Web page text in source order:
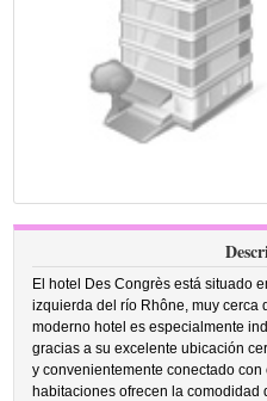
El hotel Des Congrès está situado
izquierda del río Rhône, muy cerca
moderno hotel es especialmente
gracias a su excelente ubicación
y convenientemente conectado
habitaciones ofrecen la